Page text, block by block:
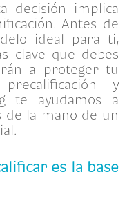
decisión implica
Antes de
ideal para ti,
clave que debes
a proteger tu
y
te ayudamos a
la mano de un
es la base